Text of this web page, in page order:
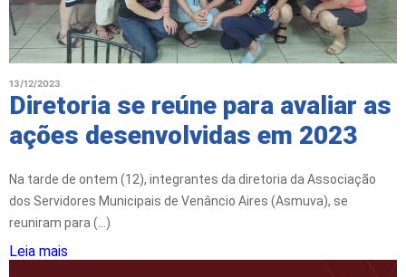
13/12/2023
Diretoria se reúne para avaliar as
ações desenvolvidas em 2023
Na tarde de ontem (12), integrantes da diretoria da Associação
dos Servidores Municipais de Venâncio Aires (Asmuva), se
reuniram para (...)
Leia mais